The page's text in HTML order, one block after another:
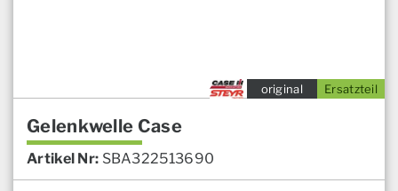
Ersatzteil
original
Gelenkwelle Case
Artikel Nr: SBA322513690